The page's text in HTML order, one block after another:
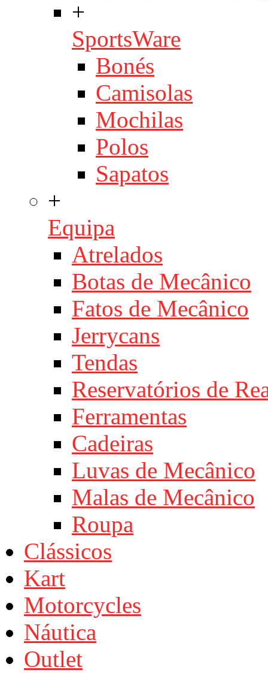
+
SportsWare
Bonés
Camisolas
Mochilas
Polos
Sapatos
+
Equipa
Atrelados
Botas de Mecânico
Fatos de Mecânico
Jerrycans
Tendas
Reservatórios de
Ferramentas
Cadeiras
Luvas de Mecânico
Malas de Mecânico
Roupa
Clássicos
Kart
Motorcycles
Náutica
Outlet